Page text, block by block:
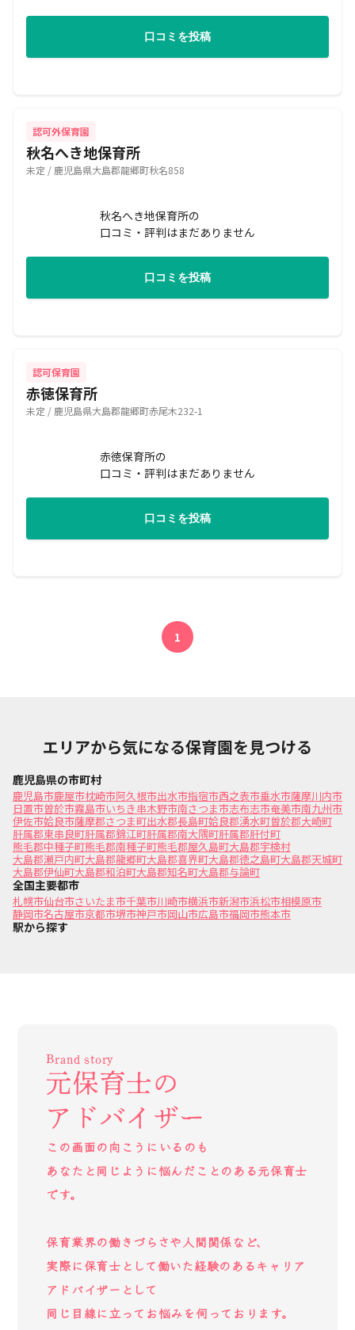
口コミを投稿
認可外保育園
秋名へき地保育所
未定 / 鹿児島県大島郡龍郷町秋名858
秋名へき地保育所の
口コミ・評判はまだありません
口コミを投稿
認可保育園
赤徳保育所
未定 / 鹿児島県大島郡龍郷町赤尾木232-1
赤徳保育所の
口コミ・評判はまだありません
口コミを投稿
1
エリアから気になる保育園を見つける
鹿児島県の市町村
鹿児島市鹿屋市枕崎市阿久根市出水市指宿市西之表市垂水市薩摩川内市
日置市曽於市霧島市いちき串木野市南さつま市志布志市奄美市南九州市
伊佐市姶良市薩摩郡さつま町出水郡長島町姶良郡湧水町曽於郡大崎町
肝属郡東串良町肝属郡錦江町肝属郡南大隅町肝属郡肝付町
熊毛郡中種子町熊毛郡南種子町熊毛郡屋久島町大島郡宇検村
大島郡瀬戸内町大島郡龍郷町大島郡喜界町大島郡徳之島町大島郡天城町
大島郡伊仙町大島郡和泊町大島郡知名町大島郡与論町
全国主要都市
札幌市仙台市さいたま市千葉市川崎市横浜市新潟市浜松市相模原市
静岡市名古屋市京都市堺市神戸市岡山市広島市福岡市熊本市
駅から探す
Brand story
元保育士の
アドバイザー
この画面の向こうにいるのも
あなたと同じように悩んだことのある元保育士
です。
保育業界の働きづらさや人間関係など、
実際に保育士として働いた経験のあるキャリア
アドバイザーとして
同じ目線に立ってお悩みを伺っております。